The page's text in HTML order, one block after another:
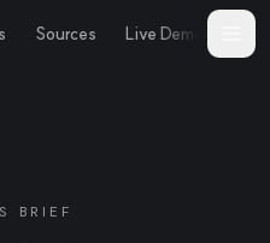
Sources Live Demo
BRIEF